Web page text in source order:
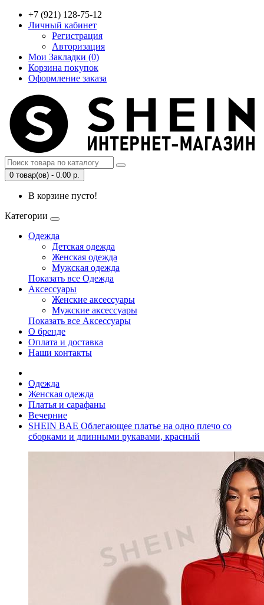
+7 (921) 128-75-12
Личный кабинет
Регистрация
Авторизация
Мои Закладки (0)
Корзина покупок
Оформление заказа
0 товар(ов) - 0.00 р.
В корзине пусто!
Категории
Одежда
Детская одежда
Женская одежда
Мужская одежда
Показать все Одежда
Аксессуары
Женские аксессуары
Мужские аксессуары
Показать все Аксессуары
О бренде
Оплата и доставка
Наши контакты
Одежда
Женская одежда
Платья и сарафаны
Вечерние
SHEIN BAE Облегающее платье на одно плечо со
сборками и длинными рукавами, красный